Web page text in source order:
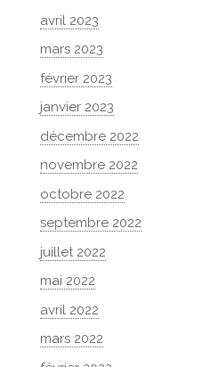
avril 2023
mars 2023
février 2023
janvier 2023
décembre 2022
novembre 2022
octobre 2022
septembre 2022
juillet 2022
mai 2022
avril 2022
mars 2022